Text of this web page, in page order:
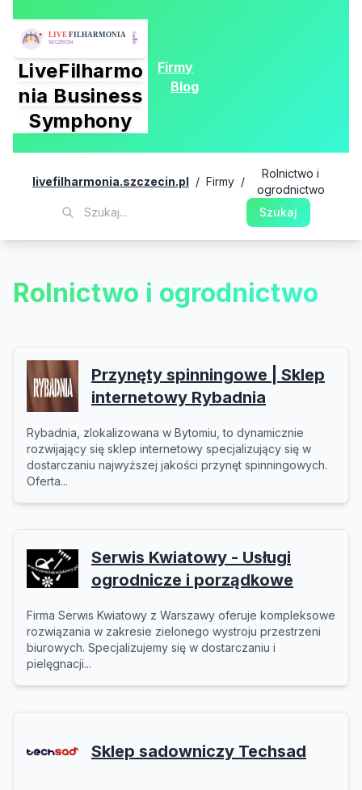
LiveFilharmo
nia Business
Symphony
Firmy
Blog
livefilharmonia.szczecin.pl / Firmy /
Rolnictwo i
ogrodnictwo
Szukaj
Rolnictwo i ogrodnictwo
Przynęty spinningowe | Sklep
internetowy Rybadnia
Rybadnia, zlokalizowana w Bytomiu, to dynamicznie
rozwijający się sklep internetowy specjalizujący się w
dostarczaniu najwyższej jakości przynęt spinningowych.
Oferta...
Serwis Kwiatowy - Usługi
ogrodnicze i porządkowe
Firma Serwis Kwiatowy z Warszawy oferuje kompleksowe
rozwiązania w zakresie zielonego wystroju przestrzeni
biurowych. Specjalizujemy się w dostarczaniu i
pielęgnacji...
Sklep sadowniczy Techsad